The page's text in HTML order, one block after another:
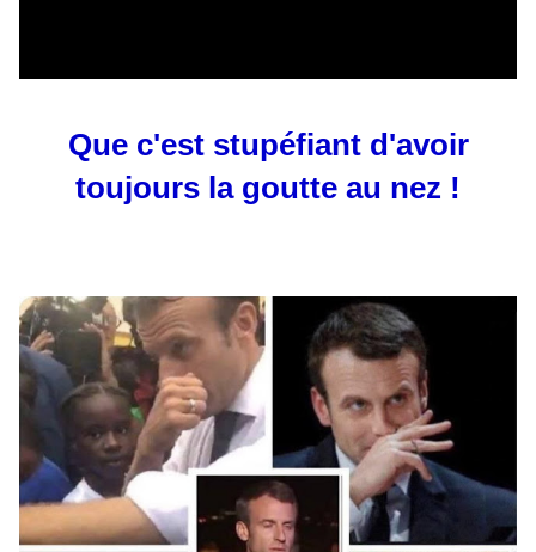
Que c'est stupéfiant d'avoir
toujours la goutte au nez !